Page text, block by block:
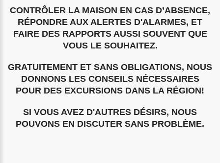
CONTRÔLER LA MAISON EN CAS D’ABSENCE,
RÉPONDRE AUX ALERTES D'ALARMES, ET
FAIRE DES RAPPORTS AUSSI SOUVENT QUE
VOUS LE SOUHAITEZ.
GRATUITEMENT ET SANS OBLIGATIONS, NOUS
DONNONS LES CONSEILS NÉCESSAIRES
POUR DES EXCURSIONS DANS LA RÉGION!
SI VOUS AVEZ D'AUTRES DÉSIRS, NOUS
POUVONS EN DISCUTER SANS PROBLÈME.